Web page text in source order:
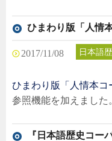
ひまわり版「人情
2017/11/08 日本語
ひまわり版「人情本コ
参照機能を加えました
『日本語歴史コー